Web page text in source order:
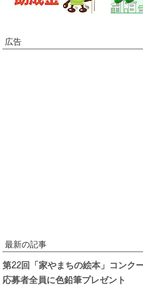
広告
最新の記事
第22回「家やまちの絵本」コンク
応募者全員に色鉛筆プレゼント